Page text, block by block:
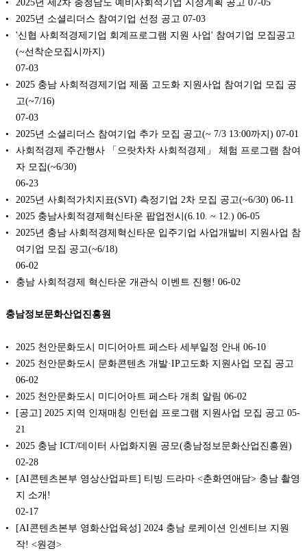
2025년 소셜리더스 참여기업 선정 공고 07-03
'신협 사회적경제기업 회계프로그램 지원 사업' 참여기업 모집공고
(~선착순모집시까지)
07-03
2025 충남 사회적경제기업 제품 고도화 지원사업 참여기업 모집 공
고(~7/16)
07-03
2025년 소셜리더스 참여기업 추가 모집 공고(~ 7/3 13:00까지) 07-01
사회적경제 주간행사 「으랏차차 사회적경제」 체험 프로그램 참여
자 모집(~6/30)
06-23
2025년 사회적가치지표(SVI) 측정기업 2차 모집 공고(~6/30) 06-11
2025 충남사회적경제혁신타운 팝업전시(6.10. ~ 12.) 06-05
2025년 충남 사회적경제혁신타운 입주기업 사업개발비 지원사업 참
여기업 모집 공고(~6/18)
06-02
충남 사회적경제 혁신타운 개관식 이벤트 진행! 06-02
충남정보문화산업진흥원
2025 천안문화도시 미디어아트 페스타 세부일정 안내 06-10
2025 천안문화도시 문화콘텐츠 개발·IP고도화 지원사업 모집 공고
06-02
2025 천안문화도시 미디어아트 페스타 개최 알림 06-02
[공고] 2025 지역 인재매칭 인턴쉽 프로그램 지원사업 모집 공고 05-
21
2025 충남 ICT/데이터 사업화지원 공모(충남정보문화산업진흥원)
02-28
[AI콘텐츠본부 영상산업파트] 티빙 드라마 <춘화연애담> 충남 촬영
지 소개!
02-17
[AI콘텐츠본부 영화산업육성] 2024 충남 로케이션 인센티브 지원
작! <원경>